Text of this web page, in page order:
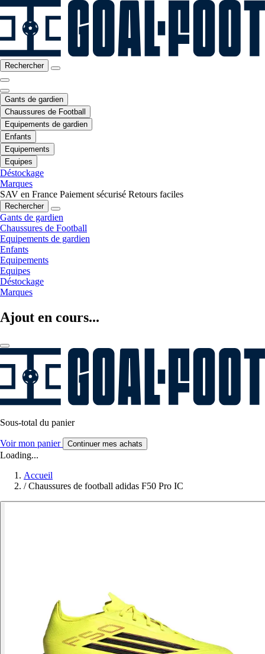
Rechercher
Gants de gardien
Chaussures de Football
Equipements de gardien
Enfants
Equipements
Equipes
Déstockage
Marques
SAV en France Paiement sécurisé Retours faciles
Rechercher
Gants de gardien
Chaussures de Football
Equipements de gardien
Enfants
Equipements
Equipes
Déstockage
Marques
Ajout en cours...
Sous-total du panier
Voir mon panier Continuer mes achats
Loading...
Accueil
/ Chaussures de football adidas F50 Pro IC